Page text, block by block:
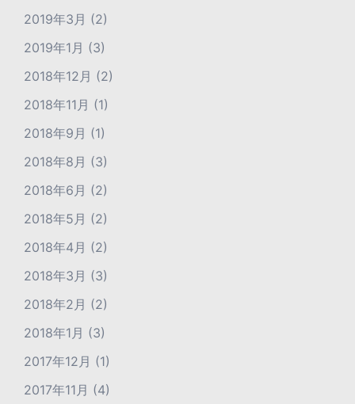
2019年3月 (2)
2019年1月 (3)
2018年12月 (2)
2018年11月 (1)
2018年9月 (1)
2018年8月 (3)
2018年6月 (2)
2018年5月 (2)
2018年4月 (2)
2018年3月 (3)
2018年2月 (2)
2018年1月 (3)
2017年12月 (1)
2017年11月 (4)